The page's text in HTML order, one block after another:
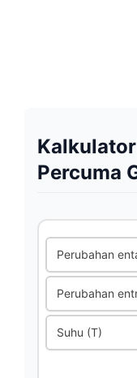
Percuma
Perubahan
Perubahan
Suhu (T)